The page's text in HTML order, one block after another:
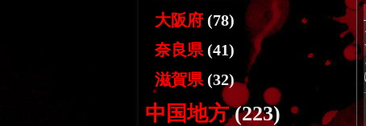
大阪府 (78)
奈良県 (41)
滋賀県 (32)
中国地方(223)